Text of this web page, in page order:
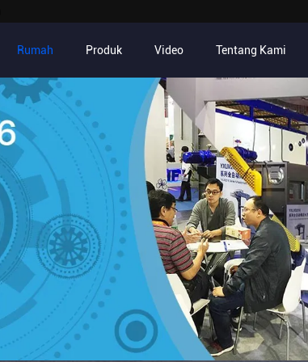
Rumah Produk Video Tentang Kami